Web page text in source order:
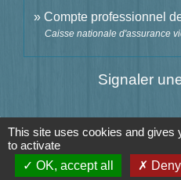
Compte professionnel
Caisse nationale d'assurance
Signaler
This site uses cookies and gives
to activate
OK, accept all